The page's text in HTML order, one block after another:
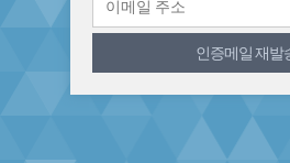
인증메일 재발